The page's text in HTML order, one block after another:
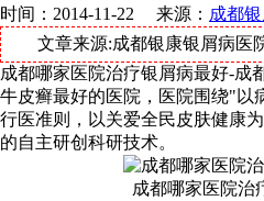
时间：2014-11-22 来源： 成都
文章来源:成都银康银屑病医
成都哪家医院治疗银屑病最好-成
牛皮癣最好的医院，医院围绕"以
行医准则，以关爱全民皮肤健康
的自主研创科研技术。
成都哪家医院治